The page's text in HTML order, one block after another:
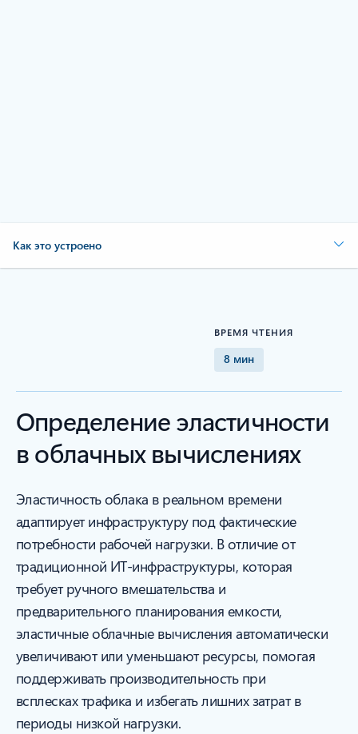
Как это устроено
ВРЕМЯ ЧТЕНИЯ
8 мин
Определение эластичности
в облачных вычислениях
Эластичность облака в реальном времени
адаптирует инфраструктуру под фактические
потребности рабочей нагрузки. В отличие от
традиционной ИТ-инфраструктуры, которая
требует ручного вмешательства и
предварительного планирования емкости,
эластичные облачные вычисления автоматически
увеличивают или уменьшают ресурсы, помогая
поддерживать производительность при
всплесках трафика и избегать лишних затрат в
периоды низкой нагрузки.